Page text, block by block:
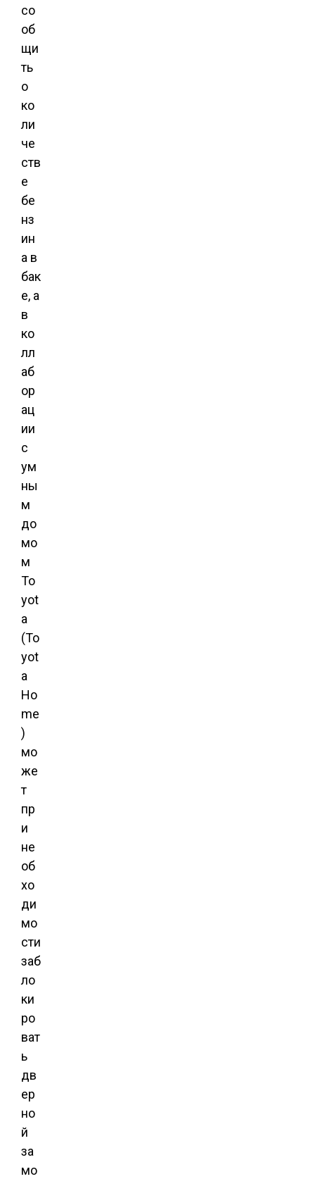
со
об
щи
ть
о
ко
ли
че
ств
е
бе
нз
ин
а в
бак
е, а
в
ко
лл
аб
ор
ац
ии
с
ум
ны
м
до
мо
м
To
yot
a
(To
yot
a
Ho
me
)
мо
же
т
пр
и
не
об
хо
ди
мо
сти
заб
ло
ки
ро
ват
ь
дв
ер
но
й
за
мо